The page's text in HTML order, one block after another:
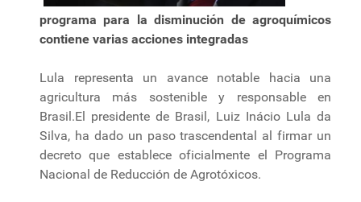
programa para la disminución de agroquímicos
contiene varias acciones integradas
Lula representa un avance notable hacia una
agricultura más sostenible y responsable en
Brasil.El presidente de Brasil, Luiz Inácio Lula da
Silva, ha dado un paso trascendental al firmar un
decreto que establece oficialmente el Programa
Nacional de Reducción de Agrotóxicos.